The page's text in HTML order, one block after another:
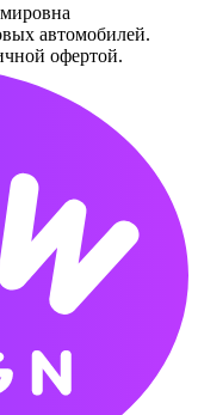
автомобилей.
офертой.